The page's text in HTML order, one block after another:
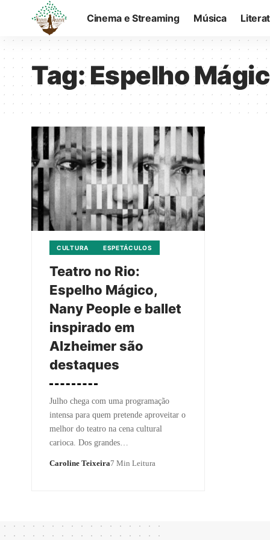
Cinema e Streaming Música
Tag:Espelho
CULTURA ESPETÁCULOS
Teatro no Rio:
Espelho Mágico,
Nany People e ballet
inspirado em
Alzheimer são
destaques
Julho chega com uma programação
intensa para quem pretende aproveitar o
melhor do teatro na cena cultural
carioca. Dos grandes…
Caroline Teixeira7 Min Leitura